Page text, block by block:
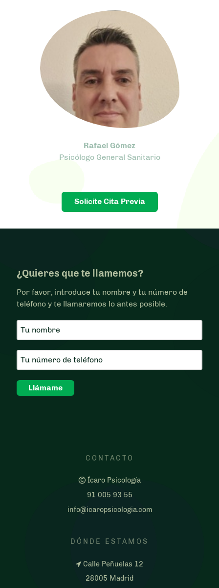
Rafael Gómez
Psicólogo General Sanitario
Solicite Cita Previa
¿Quieres que te llamemos?
Por favor, introduce tu nombre y tu número de
teléfono y te llamaremos lo antes posible.
CONTACTO
Ícaro Psicología
91 005 93 55
info@icaropsicologia.com
DÓNDE ESTAMOS
Calle Peñuelas 12
28005 Madrid